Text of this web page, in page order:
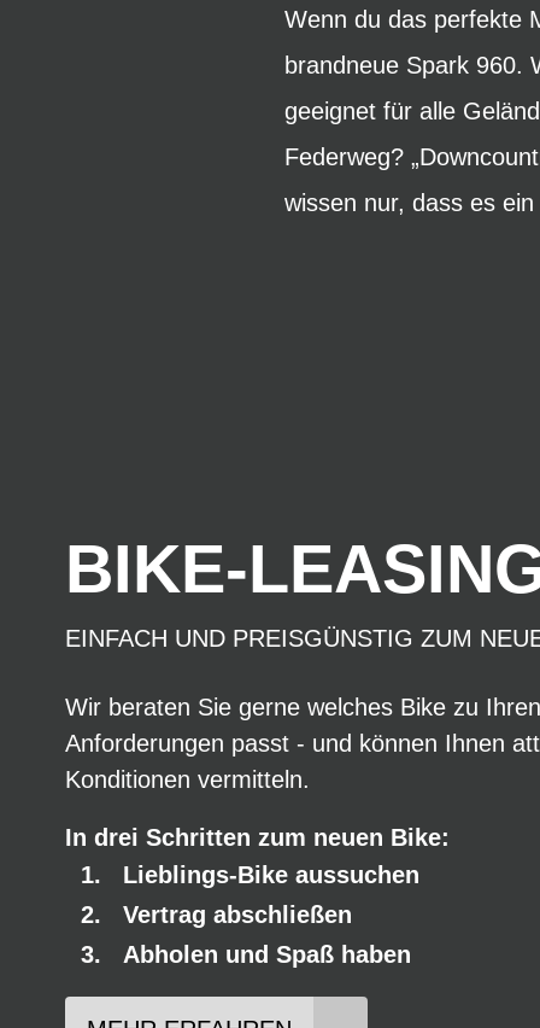
Wenn du das perfekte
brandneue Spark 960.
geeignet für alle
Federweg?
wissen nur, dass es
BIKE-
EINFACH UND PREISGÜNSTIG ZUM
Wir beraten Sie gerne welches Bike zu
Anforderungen passt - und können Ihnen
Konditionen vermitteln.
In drei Schritten zum neuen Bike:
Lieblings-Bike aussuchen
Vertrag abschließen
Abholen und Spaß haben